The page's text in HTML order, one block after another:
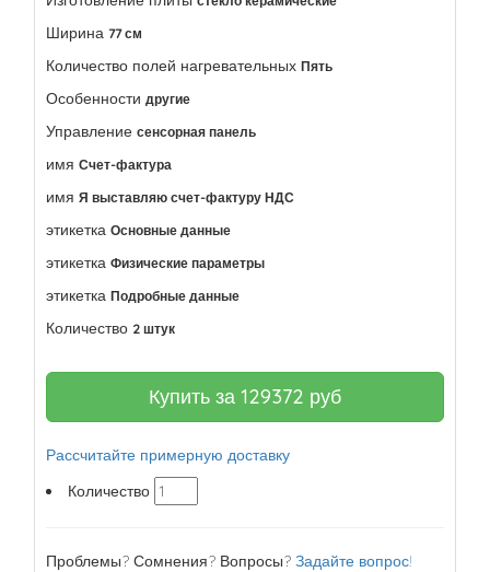
Ширина 77 см
Количество полей нагревательных Пять
Особенности другие
Управление сенсорная панель
имя Счет-фактура
имя Я выставляю счет-фактуру НДС
этикетка Основные данные
этикетка Физические параметры
этикетка Подробные данные
Количество 2 штук
Купить за 129372 руб
Рассчитайте примерную доставку
Количество
Проблемы? Сомнения? Вопросы? Задайте вопрос!